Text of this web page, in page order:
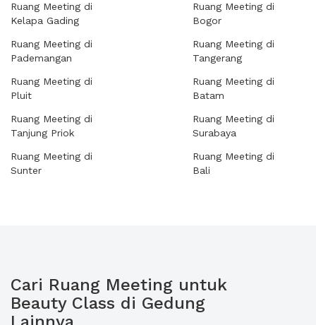
Ruang Meeting di
Kelapa Gading
Ruang Meeting di
Pademangan
Ruang Meeting di
Pluit
Ruang Meeting di
Tanjung Priok
Ruang Meeting di
Sunter
Ruang Meeting di
Bogor
Ruang Meeting di
Tangerang
Ruang Meeting di
Batam
Ruang Meeting di
Surabaya
Ruang Meeting di
Bali
Cari Ruang Meeting untuk
Beauty Class di Gedung